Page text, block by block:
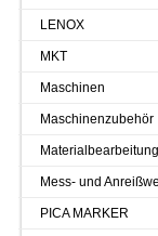
LENOX
MKT
Maschinen
Maschinenzubehör
Materialbearbeitung
Mess- und
PICA MARKER